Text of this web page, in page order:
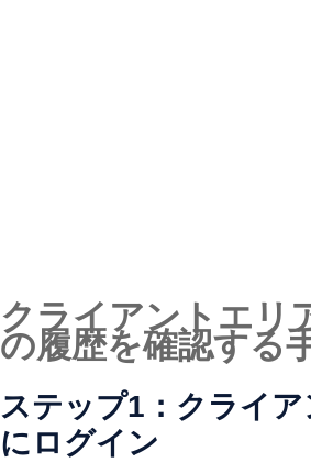
クライアントエリ
の履歴を確認する
ステップ1：クライ
にログイン